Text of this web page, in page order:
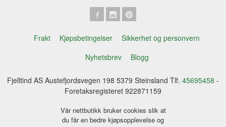
Frakt Kjøpsbetingelser
Sikkerhet og personvern
Nyhetsbrev
Blogg
Fjelltind AS Austefjordsvegen 198 5379 Steinsland Tlf. 45695458 -
Foretaksregisteret 922871159
Vår nettbutikk bruker cookies slik at
du får en bedre kjøpsopplevelse og